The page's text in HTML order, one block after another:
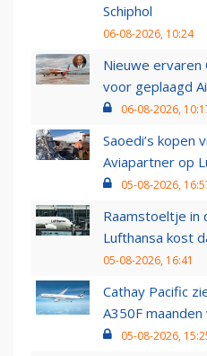
Schiphol
06-08-2026, 10:24
Nieuwe ervaren
voor geplaagd
06-08-2026,
Saoedi’s kopen
Aviapartner op
05-08-2026,
Raamstoeltje in
Lufthansa kost
05-08-2026, 16:41
Cathay Pacific
A350F
05-08-2026,